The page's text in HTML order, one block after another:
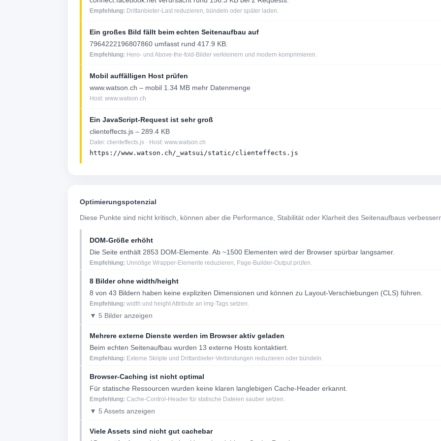
Empfehlung: Drittanbieter-Last reduzieren, bündeln oder später laden.
Ein großes Bild fällt beim echten Seitenaufbau auf
7964222196807860 umfasst rund 417.9 KB.
Empfehlung: Hero- und Above-the-fold-Bilder verkleinern und modern komprimieren.
Mobil auffälligen Host prüfen
www.watson.ch – mobil 1.34 MB mehr Datenmenge
Host: www.watson.ch
Ein JavaScript-Request ist sehr groß
clienteffects.js – 289.4 KB
Datei: clienteffects.js · Host: www.watson.ch
https://www.watson.ch/_watsui/static/clienteffects.js
Optimierungspotenzial
Diese Punkte sind nicht kritisch, können aber die Performance, Stabilität oder Klarheit des Seitenaufbaus
DOM-Größe erhöht
Die Seite enthält 2853 DOM-Elemente. Ab ~1500 Elementen wird der Browser spürbar langsamer.
Empfehlung: Unnötige Wrapper-Elemente reduzieren, Page-Builder-Output prüfen.
8 Bilder ohne width/height
8 von 43 Bildern haben keine expliziten Dimensionen und können zu Layout-Verschiebungen (CLS) führen.
Empfehlung: width und height Attribute an img-Tags setzen.
▼ 5 Bilder anzeigen
Mehrere externe Dienste werden im Browser aktiv geladen
Beim echten Seitenaufbau wurden 13 externe Hosts kontaktiert.
Empfehlung: Externe Skripte und Drittanbieter-Verbindungen reduzieren oder bündeln.
Browser-Caching ist nicht optimal
Für statische Ressourcen wurden keine klaren langlebigen Cache-Header erkannt.
Empfehlung: Cache-Control-Header für statische Dateien sauber setzen.
▼ 5 Assets anzeigen
Viele Assets sind nicht gut cachebar